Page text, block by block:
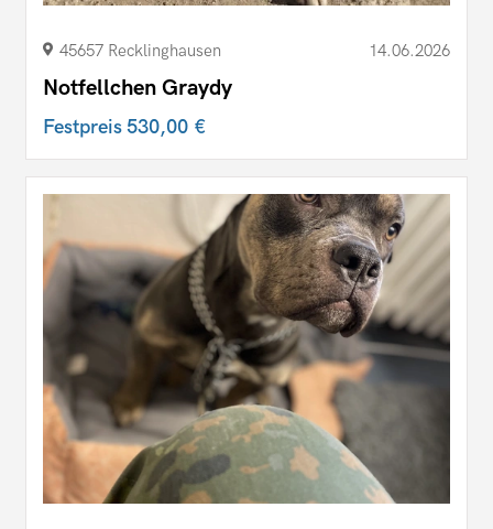
45657 Recklinghausen 14.06.2026
Notfellchen Graydy
Festpreis530,00 €